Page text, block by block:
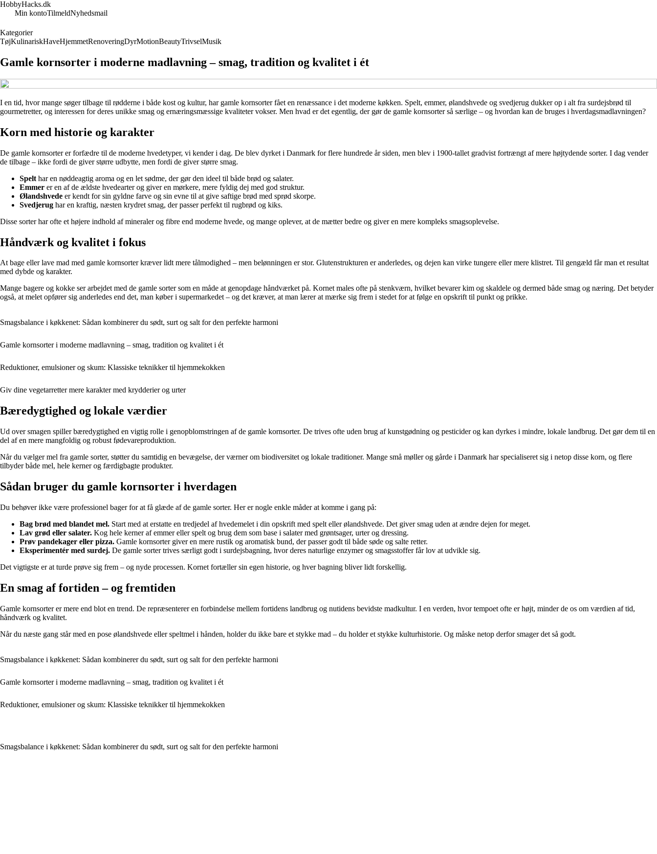
HobbyHacks.dk
Min kontoTilmeldNyhedsmail
Kategorier
TøjKulinariskHaveHjemmetRenoveringDyrMotionBeautyTrivselMusik
Gamle kornsorter i moderne madlavning – smag, tradition og kvalitet i ét
I en tid, hvor mange søger tilbage til rødderne i både kost og kultur, har gamle kornsorter fået en renæssance i det moderne køkken. Spelt, emmer, ølandshvede og svedjerug dukker op i alt fra surdejsbrød til
gourmetretter, og interessen for deres unikke smag og ernæringsmæssige kvaliteter vokser. Men hvad er det egentlig, der gør de gamle kornsorter så særlige – og hvordan kan de bruges i hverdagsmadlavningen?
Korn med historie og karakter
De gamle kornsorter er forfædre til de moderne hvedetyper, vi kender i dag. De blev dyrket i Danmark for flere hundrede år siden, men blev i 1900-tallet gradvist fortrængt af mere højtydende sorter. I dag vender
de tilbage – ikke fordi de giver større udbytte, men fordi de giver større smag.
Spelt har en nøddeagtig aroma og en let sødme, der gør den ideel til både brød og salater.
Emmer er en af de ældste hvedearter og giver en mørkere, mere fyldig dej med god struktur.
Ølandshvede er kendt for sin gyldne farve og sin evne til at give saftige brød med sprød skorpe.
Svedjerug har en kraftig, næsten krydret smag, der passer perfekt til rugbrød og kiks.
Disse sorter har ofte et højere indhold af mineraler og fibre end moderne hvede, og mange oplever, at de mætter bedre og giver en mere kompleks smagsoplevelse.
Håndværk og kvalitet i fokus
At bage eller lave mad med gamle kornsorter kræver lidt mere tålmodighed – men belønningen er stor. Glutenstrukturen er anderledes, og dejen kan virke tungere eller mere klistret. Til gengæld får man et resultat
med dybde og karakter.
Mange bagere og kokke ser arbejdet med de gamle sorter som en måde at genopdage håndværket på. Kornet males ofte på stenkværn, hvilket bevarer kim og skaldele og dermed både smag og næring. Det betyder
også, at melet opfører sig anderledes end det, man køber i supermarkedet – og det kræver, at man lærer at mærke sig frem i stedet for at følge en opskrift til punkt og prikke.
Smagsbalance i køkkenet: Sådan kombinerer du sødt, surt og salt for den perfekte harmoni
Gamle kornsorter i moderne madlavning – smag, tradition og kvalitet i ét
Reduktioner, emulsioner og skum: Klassiske teknikker til hjemmekokken
Giv dine vegetarretter mere karakter med krydderier og urter
Bæredygtighed og lokale værdier
Ud over smagen spiller bæredygtighed en vigtig rolle i genopblomstringen af de gamle kornsorter. De trives ofte uden brug af kunstgødning og pesticider og kan dyrkes i mindre, lokale landbrug. Det gør dem til en
del af en mere mangfoldig og robust fødevareproduktion.
Når du vælger mel fra gamle sorter, støtter du samtidig en bevægelse, der værner om biodiversitet og lokale traditioner. Mange små møller og gårde i Danmark har specialiseret sig i netop disse korn, og flere
tilbyder både mel, hele kerner og færdigbagte produkter.
Sådan bruger du gamle kornsorter i hverdagen
Du behøver ikke være professionel bager for at få glæde af de gamle sorter. Her er nogle enkle måder at komme i gang på:
Bag brød med blandet mel. Start med at erstatte en tredjedel af hvedemelet i din opskrift med spelt eller ølandshvede. Det giver smag uden at ændre dejen for meget.
Lav grød eller salater. Kog hele kerner af emmer eller spelt og brug dem som base i salater med grøntsager, urter og dressing.
Prøv pandekager eller pizza. Gamle kornsorter giver en mere rustik og aromatisk bund, der passer godt til både søde og salte retter.
Eksperimentér med surdej. De gamle sorter trives særligt godt i surdejsbagning, hvor deres naturlige enzymer og smagsstoffer får lov at udvikle sig.
Det vigtigste er at turde prøve sig frem – og nyde processen. Kornet fortæller sin egen historie, og hver bagning bliver lidt forskellig.
En smag af fortiden – og fremtiden
Gamle kornsorter er mere end blot en trend. De repræsenterer en forbindelse mellem fortidens landbrug og nutidens bevidste madkultur. I en verden, hvor tempoet ofte er højt, minder de os om værdien af tid,
håndværk og kvalitet.
Når du næste gang står med en pose ølandshvede eller speltmel i hånden, holder du ikke bare et stykke mad – du holder et stykke kulturhistorie. Og måske netop derfor smager det så godt.
Smagsbalance i køkkenet: Sådan kombinerer du sødt, surt og salt for den perfekte harmoni
Gamle kornsorter i moderne madlavning – smag, tradition og kvalitet i ét
Reduktioner, emulsioner og skum: Klassiske teknikker til hjemmekokken
Smagsbalance i køkkenet: Sådan kombinerer du sødt, surt og salt for den perfekte harmoni